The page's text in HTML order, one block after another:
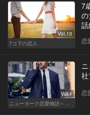
Vol.10
7コ下の恋人
7
恋
Vol.1
ニューヨーク恋愛物語～商社マン遥斗の場合～
恋